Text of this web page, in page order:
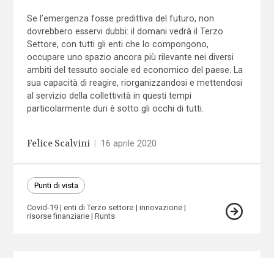
Se l’emergenza fosse predittiva del futuro, non
dovrebbero esservi dubbi: il domani vedrà il Terzo
Settore, con tutti gli enti che lo compongono,
occupare uno spazio ancora più rilevante nei diversi
ambiti del tessuto sociale ed economico del paese. La
sua capacità di reagire, riorganizzandosi e mettendosi
al servizio della collettività in questi tempi
particolarmente duri è sotto gli occhi di tutti.
Felice Scalvini 16 aprile 2020
Punti di vista
Covid-19 enti di Terzo settore
innovazione
risorse finanziarie
Runts